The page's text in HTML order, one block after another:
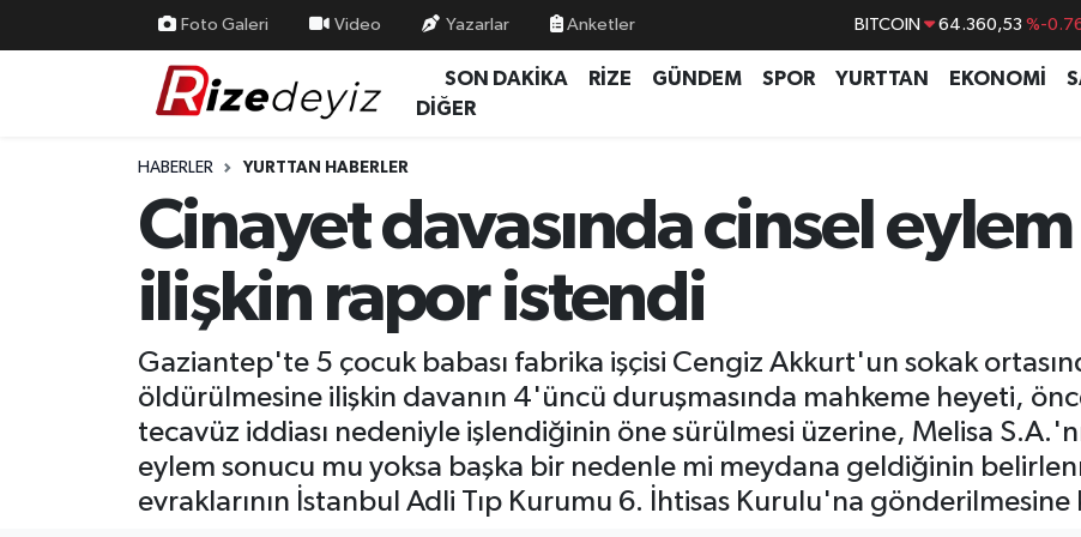
Foto Galeri Video Yazarlar Anketler DOLAR 47,7069
EURO 55,0265
BİST100
SON DAKİKA RİZE GÜNDEM SPOR YURTTAN EKONOMİ
DİĞER
HABERLER YURTTAN HABERLER
Cinayet davasında cinsel
ilişkin rapor istendi
Gaziantep'te 5 çocuk babası fabrika işçisi Cengiz Akkurt'un sokak
öldürülmesine ilişkin davanın 4'üncü duruşmasında mahkeme heyeti,
tecavüz iddiası nedeniyle işlendiğinin öne sürülmesi üzerine, Melisa
eylem sonucu mu yoksa başka bir nedenle mi meydana geldiğinin
evraklarının İstanbul Adli Tıp Kurumu 6. İhtisas Kurulu'na gönderilmesine
Yurttan Haberler
Ekonomi
Rize Nöbetçi Eczaneler
Rize Trafik Yoğunluk Haritası
Süper Lig Puan Durumu ve Fikstür
Tüm Manşetler
Son Dakika Haberleri
Haber Arşivi